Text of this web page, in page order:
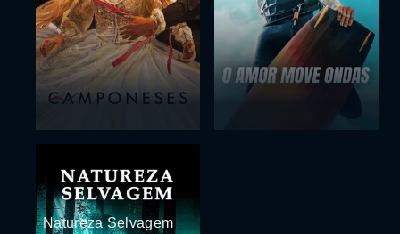
Natureza Selvagem